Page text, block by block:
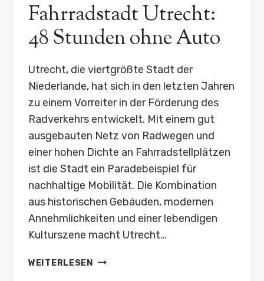
IN
WEISS
Fahrradstadt Utrecht:
48 Stunden ohne Auto
Utrecht, die viertgrößte Stadt der
Niederlande, hat sich in den letzten Jahren
zu einem Vorreiter in der Förderung des
Radverkehrs entwickelt. Mit einem gut
ausgebauten Netz von Radwegen und
einer hohen Dichte an Fahrradstellplätzen
ist die Stadt ein Paradebeispiel für
nachhaltige Mobilität. Die Kombination
aus historischen Gebäuden, modernen
Annehmlichkeiten und einer lebendigen
Kulturszene macht Utrecht…
WEITERLESEN
FAHRRADSTADT